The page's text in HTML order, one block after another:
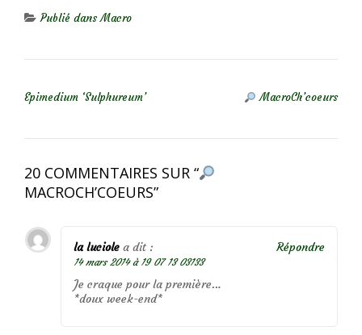
Publié dansMacro
Epimedium ‘Sulphureum’ MacroCh’coeurs
20 COMMENTAIRES SUR “
MACROCH’COEURS”
la luciole a dit :
14 mars 2014 à 19 07 13 03133
Je craque pour la première…
*doux week-end*
Répondre